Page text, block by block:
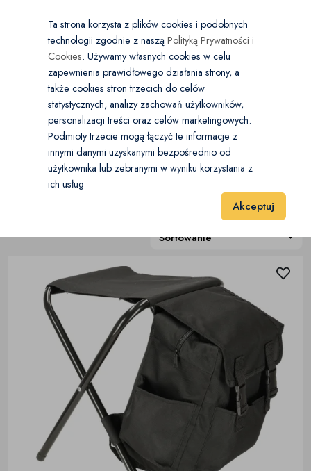
Wybierz kategorię
Wędkarstwo
Akcesoria wędkarskie(2)
Kołowrotki(0)
Torby, pojemniki i pokrowce
Przynęty i zanęty(0)
Krzesła i namioty(0)
Odzież wędkarska(0)
Pozostałe(0)
×
Kraj PL
PLN
Sport i Hobby Wędkarstwo Akcesoria wędkarskie
Akcesoria wędkarskie (2)
20 60
Sortowanie
Ta strona korzysta z plików cookies i podobnych
technologii zgodnie z nasząPolityką Prywatności i
Cookies. Używamy własnych cookies w celu
zapewnienia prawidłowego działania strony, a
także cookies stron trzecich do celów
statystycznych, analizy zachowań użytkowników,
personalizacji treści oraz celów marketingowych.
Podmioty trzecie mogą łączyć te informacje z
innymi danymi uzyskanymi bezpośrednio od
użytkownika lub zebranymi w wyniku korzystania z
ich usług
Akceptuj